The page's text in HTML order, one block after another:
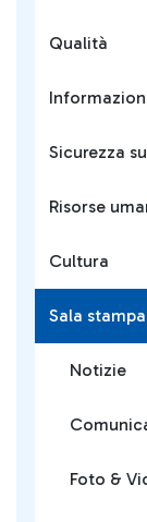
Qualità
Sicurezza
Risorse
Cultura
Sala stampa
Notizie
Foto &